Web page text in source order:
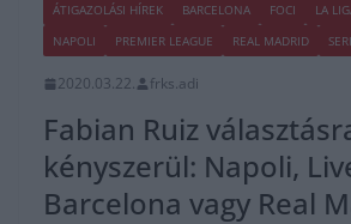
ÁTIGAZOLÁSI HÍREK BARCELONA FOCI LA
NAPOLI
PREMIER LEAGUE REAL MADRID
2020.03.22. frks.adi
Fabian Ruiz
kényszerül: Napoli,
Barcelona vagy Real